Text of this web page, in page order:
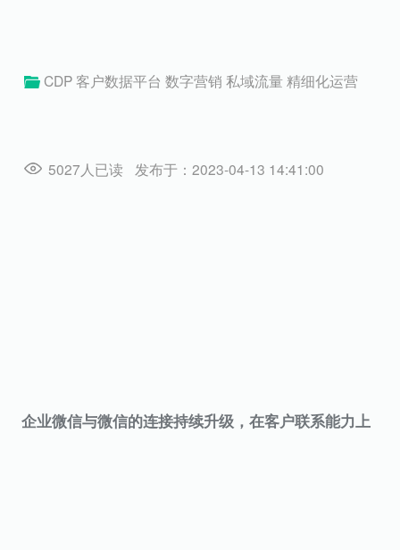
CDP 客户数据平台 数字营销 私域流量 精细化运营
5027人已读 发布于：2023-04-13 14:41:00
企业微信与微信的连接持续升级，在客户联系能力上